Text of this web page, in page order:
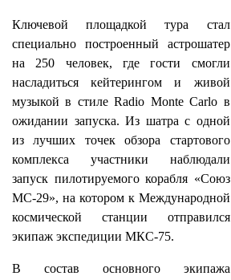
Ключевой площадкой тура стал
специально построенный астрошатер
на 250 человек, где гости смогли
насладиться кейтерингом и живой
музыкой в стиле Radio Monte Carlo в
ожидании запуска. Из шатра с одной
из лучших точек обзора стартового
комплекса участники наблюдали
запуск пилотируемого корабля «Союз
МС-29», на котором к Международной
космической станции отправился
экипаж экспедиции МКС-75.
В состав основного экипажа